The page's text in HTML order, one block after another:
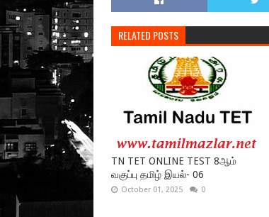
RELATED POSTS
TN TET ONLINE TEST 8ஆம்
வகுப்பு தமிழ் இயல்- 06
October 01, 2025 0